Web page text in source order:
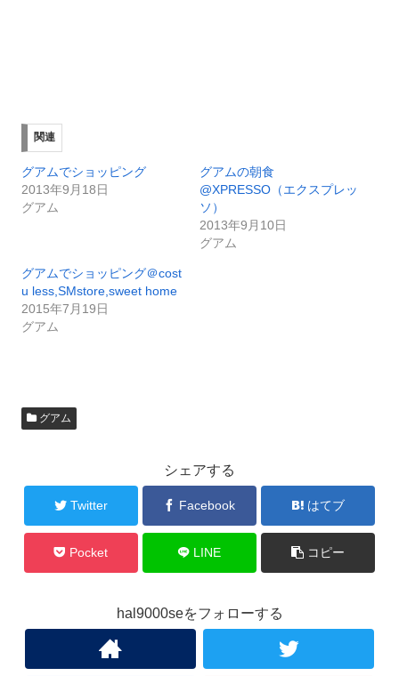
関連
グアムでショッピング
2013年9月18日
グアム
グアムの朝食
@XPRESSO（エクスプレッ
ソ）
2013年9月10日
グアム
グアムでショッピング＠cost
u less,SMstore,sweet home
2015年7月19日
グアム
グアム
シェアする
Twitter Facebook はてブ
Pocket LINE コピー
hal9000seをフォローする